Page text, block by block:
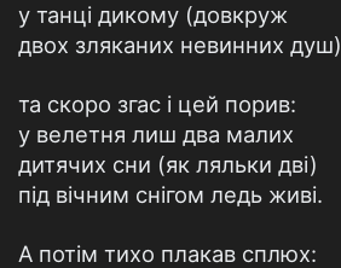
у танці дикому (довкруж
двох зляканих невинних душ)
та скоро згас і цей порив:
у велетня лиш два малих
дитячих сни (як ляльки дві)
під вічним снігом ледь живі.
А потім тихо плакав сплюх: